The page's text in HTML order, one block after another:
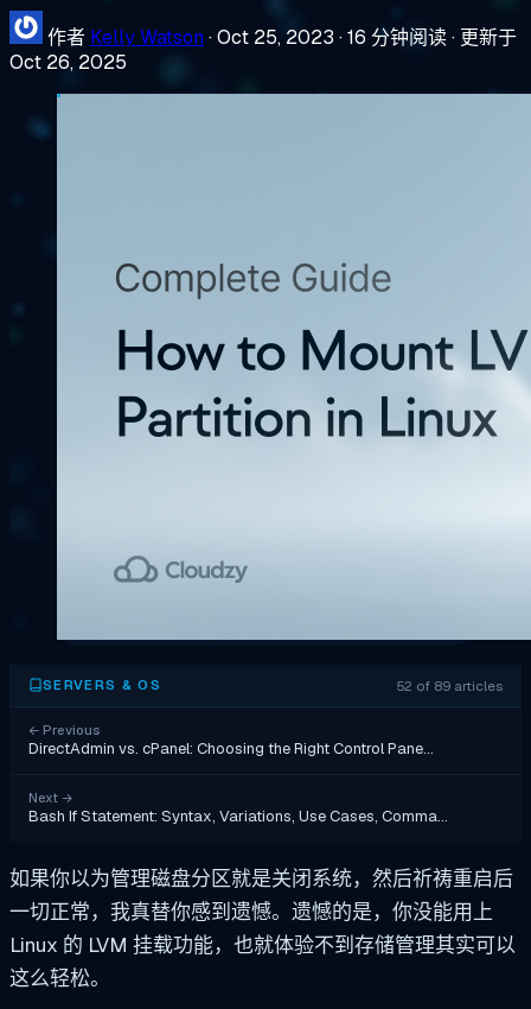
作者 Kelly Watson ·Oct 25, 2023 ·16 分钟阅读· 更新于
Oct 26, 2025
SERVERS & OS 52 of 89 articles
← Previous
DirectAdmin vs. cPanel: Choosing the Right Control Pane…
Next →
Bash If Statement: Syntax, Variations, Use Cases, Comma…
如果你以为管理磁盘分区就是关闭系统，然后祈祷重启后
一切正常，我真替你感到遗憾。遗憾的是，你没能用上
Linux 的 LVM 挂载功能，也就体验不到存储管理其实可以
这么轻松。